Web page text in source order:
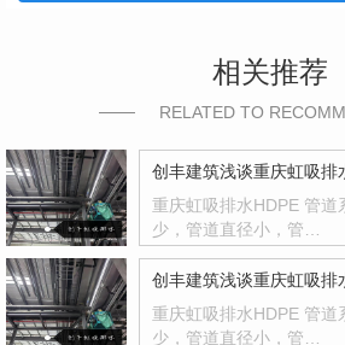
相关推荐
RELATED TO
创丰建筑浅谈重庆虹吸排
重庆虹吸排水HDPE 管道
少，管道直径小，管…
创丰建筑浅谈重庆虹吸排
重庆虹吸排水HDPE 管道
少，管道直径小，管…